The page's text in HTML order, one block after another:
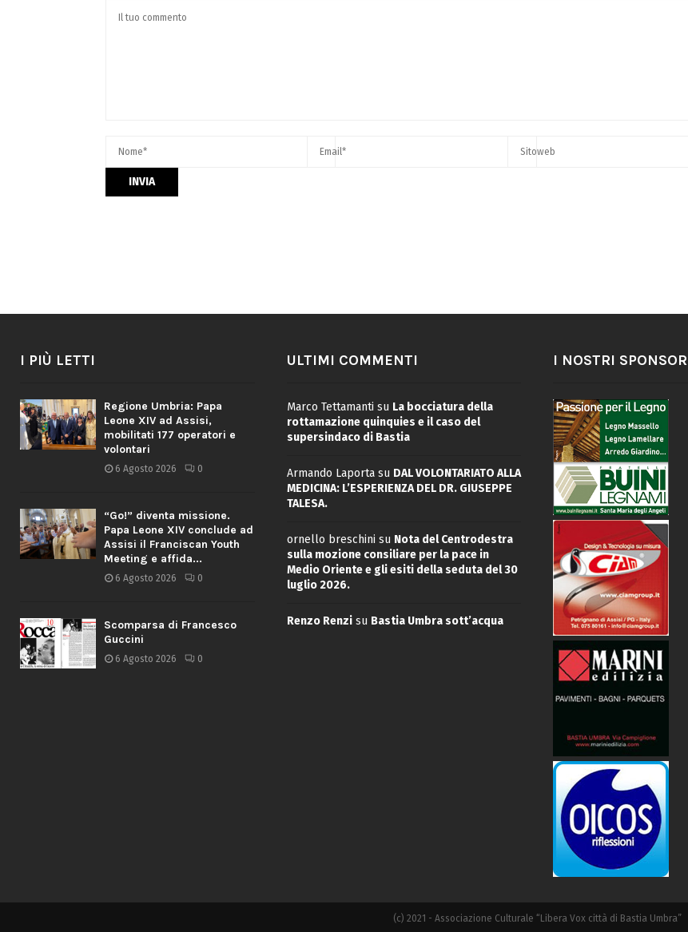
I PIÙ LETTI
Regione Umbria: Papa
Leone XIV ad Assisi,
mobilitati 177 operatori e
volontari
6 Agosto 2026 0
“Go!” diventa missione.
Papa Leone XIV conclude ad
Assisi il Franciscan Youth
Meeting e affida...
6 Agosto 2026 0
Scomparsa di Francesco
Guccini
6 Agosto 2026 0
ULTIMI COMMENTI
Marco Tettamanti su La bocciatura della
rottamazione quinquies e il caso del
supersindaco di Bastia
Armando Laportasu DAL VOLONTARIATO ALLA
MEDICINA: L’ESPERIENZA DEL DR. GIUSEPPE
TALESA.
ornello breschini su Nota del Centrodestra
sulla mozione consiliare per la pace in
Medio Oriente e gli esiti della seduta del 30
luglio 2026.
Renzo Renzisu Bastia Umbra sott’acqua
I NOSTRI SPONSOR
(c) 2021 - Associazione Culturale “Libera Vox città di Bastia Umbra”